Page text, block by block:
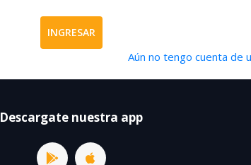
INGRESAR
Aún no tengo cuenta de
Descargate nuestra app